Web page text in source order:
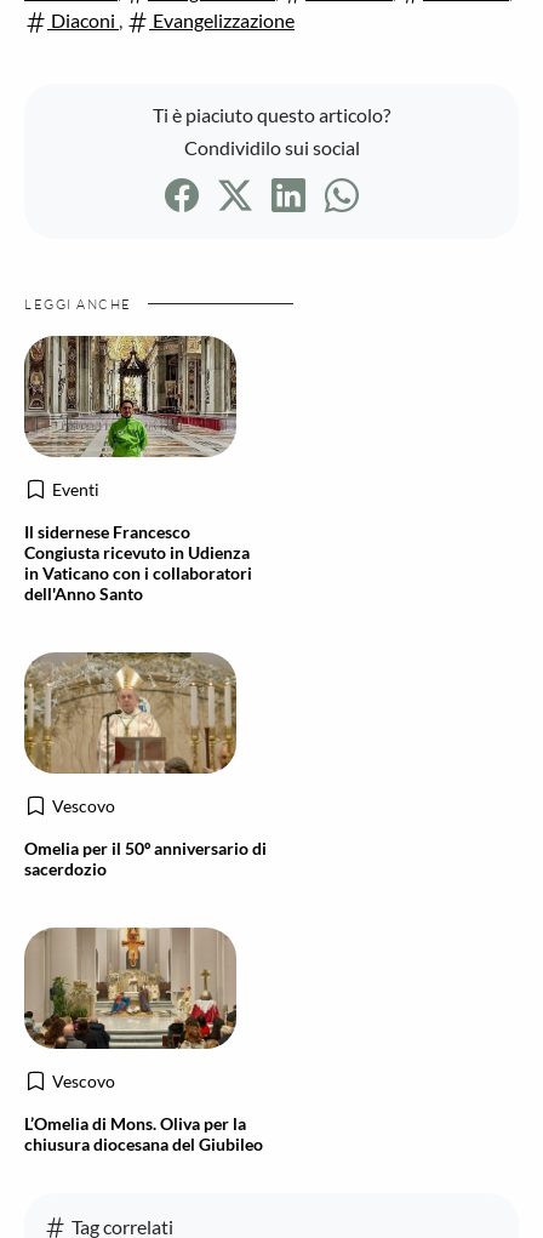
Diaconi , Evangelizzazione
Ti è piaciuto questo articolo?
Condividilo sui social
LEGGI ANCHE
Eventi
Il sidernese Francesco
Congiusta ricevuto in Udienza
in Vaticano con i collaboratori
dell'Anno Santo
Vescovo
Omelia per il 50º anniversario di
sacerdozio
Vescovo
L’Omelia di Mons. Oliva per la
chiusura diocesana del Giubileo
Tag correlati